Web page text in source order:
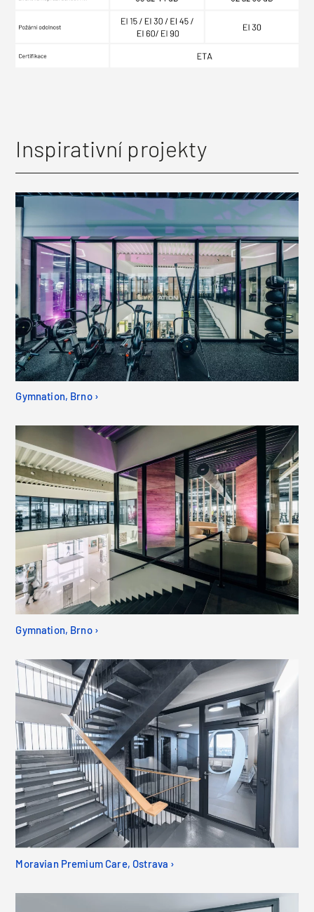
Inspirativní projekty
Gymnation, Brno ›
Gymnation, Brno ›
Moravian Premium Care, Ostrava ›